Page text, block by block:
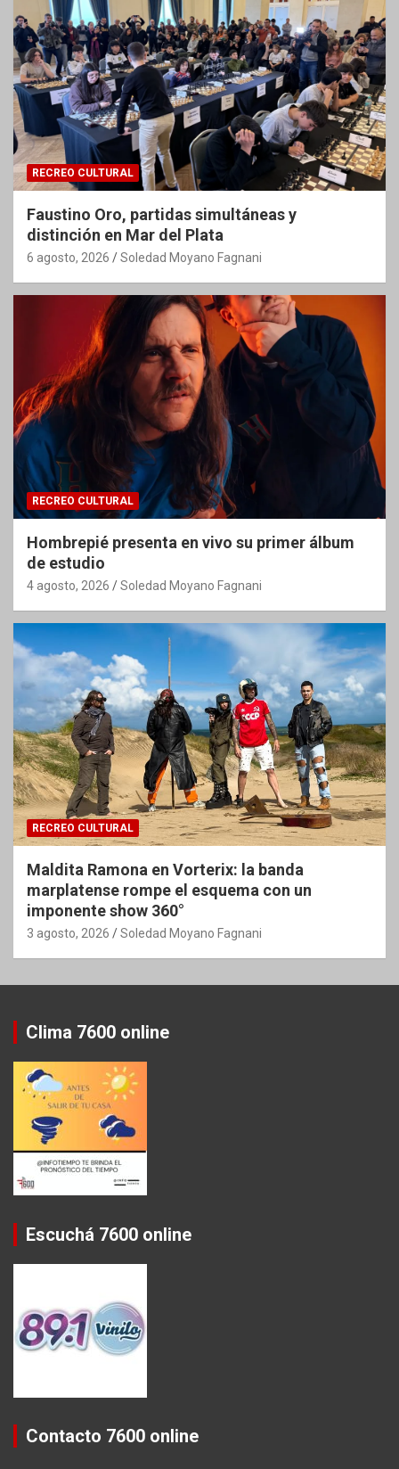
RECREO CULTURAL
Faustino Oro, partidas simultáneas y
distinción en Mar del Plata
6 agosto, 2026 Soledad Moyano Fagnani
RECREO CULTURAL
Hombrepié presenta en vivo su primer álbum
de estudio
4 agosto, 2026 Soledad Moyano Fagnani
RECREO CULTURAL
Maldita Ramona en Vorterix: la banda
marplatense rompe el esquema con un
imponente show 360°
3 agosto, 2026 Soledad Moyano Fagnani
Clima 7600 online
Escuchá 7600 online
Contacto 7600 online